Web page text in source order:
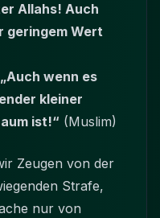
Allahs! Auch
geringem Wert
wenn es
kleiner
ist!“ (Muslim)
Zeugen von der
Strafe,
nur von